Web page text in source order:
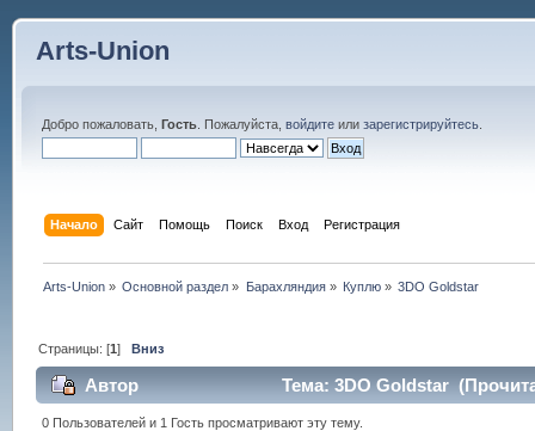
Arts-Union
Добро пожаловать, Гость. Пожалуйста, войдитеили зарегистрируйтесь.
Начало Сайт Помощь Поиск Вход Регистрация
Arts-Union » Основной раздел » Барахляндия» Куплю » 3DO Goldstar
Страницы: [1]Вниз
Автор Тема: 3DO Goldstar
0 Пользователей и 1 Гость просматривают эту тему.